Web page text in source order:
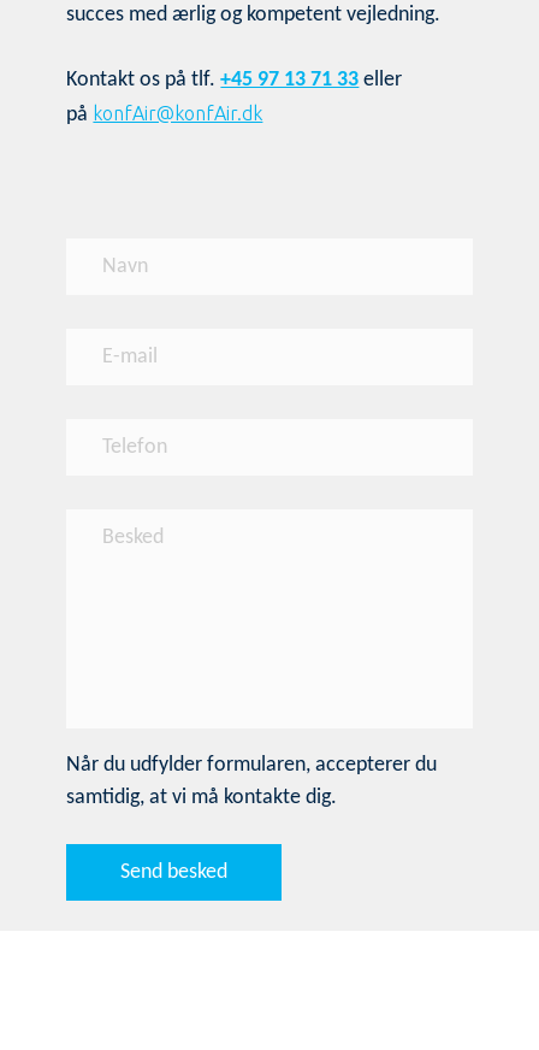
succes med ærlig og kompetent vejledning.
Kontakt os på tlf.+45 97 13 71 33 eller
på konfAir@konfAir.dk
Når du udfylder formularen, accepterer du
samtidig, at vi må kontakte dig.